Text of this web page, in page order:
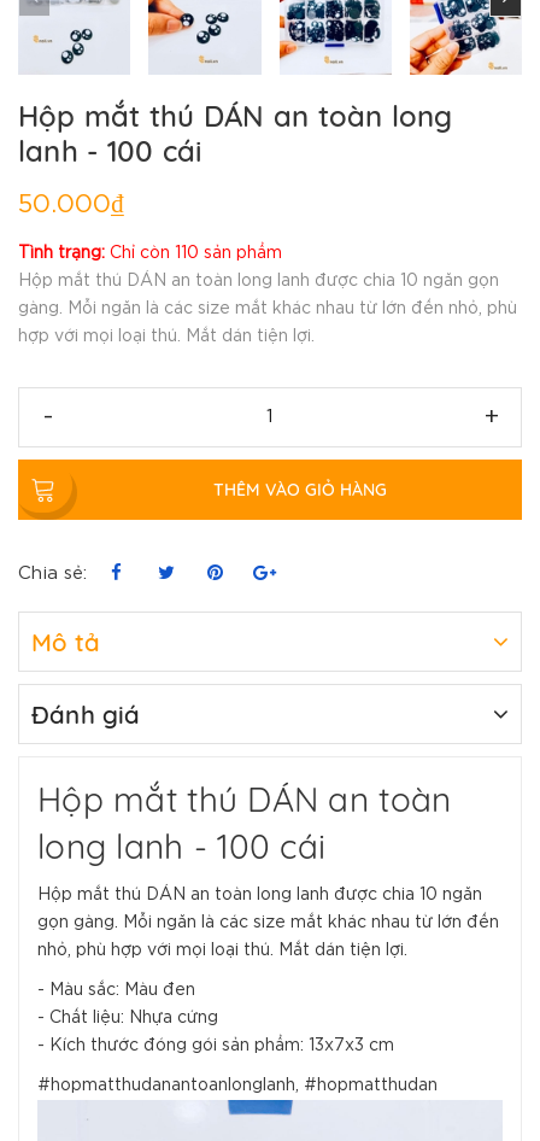
Hộp mắt thú DÁN an toàn long
lanh - 100 cái
50.000₫
Tình trạng: Chỉ còn 110 sản phẩm
Hộp mắt thú DÁN an toàn long lanh được chia 10 ngăn gọn
gàng. Mỗi ngăn là các size mắt khác nhau từ lớn đến nhỏ, phù
hợp với mọi loại thú. Mắt dán tiện lợi.
- +
THÊM VÀO GIỎ HÀNG
Chia sẻ:
Mô tả
Đánh giá
Hộp mắt thú DÁN an toàn
long lanh - 100 cái
Hộp mắt thú DÁN an toàn long lanh được chia 10 ngăn
gọn gàng. Mỗi ngăn là các size mắt khác nhau từ lớn đến
nhỏ, phù hợp với mọi loại thú. Mắt dán tiện lợi.
- Màu sắc: Màu đen
- Chất liệu: Nhựa cứng
- Kích thước đóng gói sản phẩm: 13x7x3 cm
#hopmatthudanantoanlonglanh, #hopmatthudan